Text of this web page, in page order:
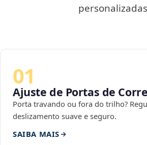
01
Ajuste de Portas de
Porta travando ou fora do trilho?
deslizamento suave e seguro.
SAIBA MAIS